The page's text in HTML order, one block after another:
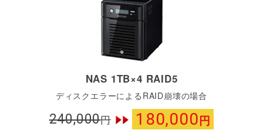
NAS 1TB×4 RAID5
ディスクエラーによるRAID崩壊の場合
240,000円 180,000円